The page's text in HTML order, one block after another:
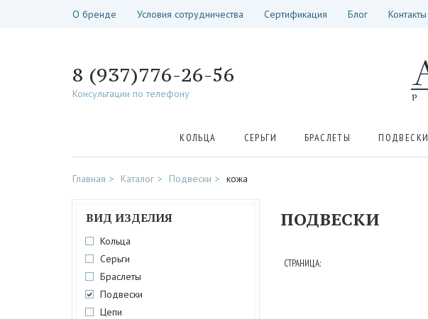
О бренде Условия сотрудничества Сертификация Блог Контакты
8 (937)776-26-56
Консультации по телефону
КОЛЬЦА СЕРЬГИ БРАСЛЕТЫ ПОДВЕСКИ
Главная Каталог Подвески кожа
ВИД ИЗДЕЛИЯ
Кольца
Серьги
Браслеты
Подвески
Цепи
ПОДВЕСКИ
СТРАНИЦА: